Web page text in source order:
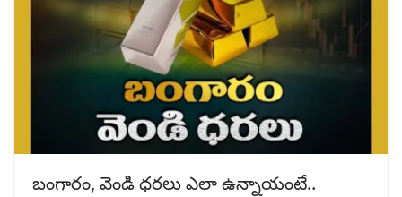
బంగారం, వెండి ధరలు ఎలా ఉన్నాయంటే..